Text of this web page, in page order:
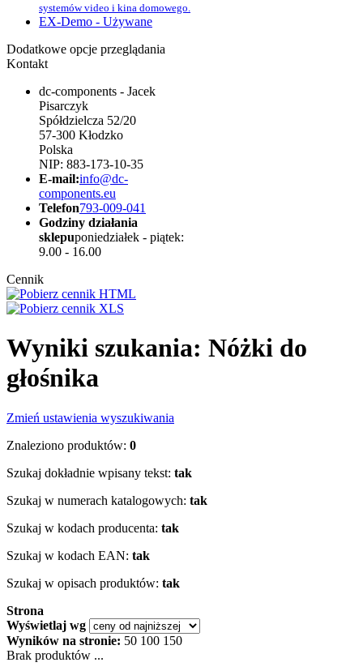
systemów video i kina domowego.
EX-Demo - Używane
Dodatkowe opcje przeglądania
Kontakt
dc-components - Jacek
Pisarczyk
Spółdzielcza 52/20
57-300 Kłodzko
Polska
NIP: 883-173-10-35
E-mail:info@dc-
components.eu
Telefon793-009-041
Godziny działania
sklepuponiedziałek - piątek:
9.00 - 16.00
Cennik
Wyniki szukania: Nóżki do
głośnika
Zmień ustawienia wyszukiwania
Znaleziono produktów: 0
Szukaj dokładnie wpisany tekst: tak
Szukaj w numerach katalogowych: tak
Szukaj w kodach producenta: tak
Szukaj w kodach EAN: tak
Szukaj w opisach produktów: tak
Strona
Wyświetlaj wg
Wyników na stronie: 50 100 150
Brak produktów ...